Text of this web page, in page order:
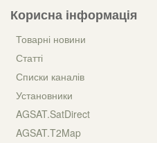
Корисна інформація
Товарні новини
Статті
Списки каналів
Установники
AGSAT.SatDirect
AGSAT.T2Map